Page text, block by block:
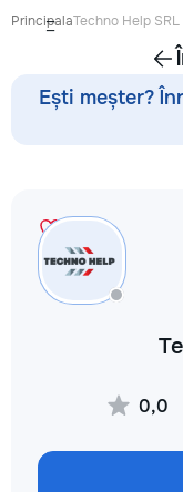
PrincipalaTechno Help SRL
Ești meșter?
0,0